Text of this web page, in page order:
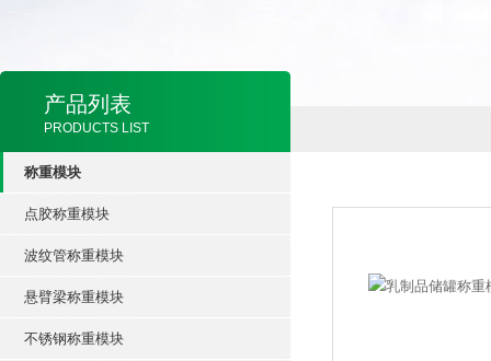
产品列表
PRODUCTS LIST
称重模块
点胶称重模块
波纹管称重模块
悬臂梁称重模块
不锈钢称重模块